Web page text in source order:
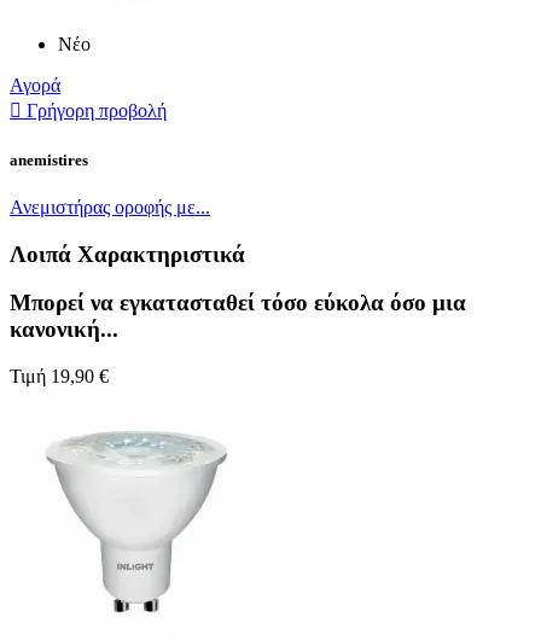
Νέο
Αγορά
 Γρήγορη προβολή
anemistires
Ανεμιστήρας οροφής με...
Λοιπά Χαρακτηριστικά
Μπορεί να εγκατασταθεί τόσο εύκολα όσο μια
κανονική...
Τιμή 19,90 €